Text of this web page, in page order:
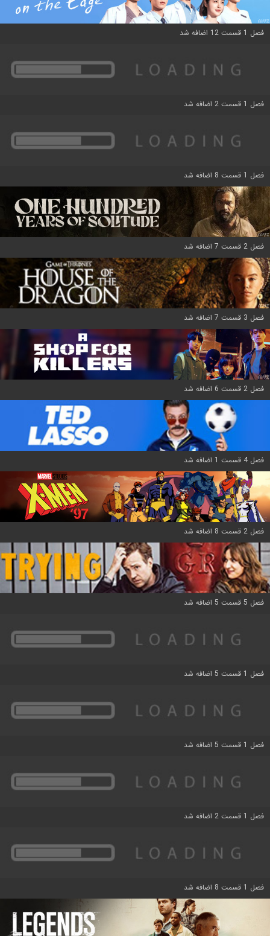
فصل 1 قسمت 12 اضافه شد
فصل 1 قسمت 2 اضافه شد
فصل 1 قسمت 8 اضافه شد
فصل 2 قسمت 7 اضافه شد
فصل 3 قسمت 7 اضافه شد
فصل 2 قسمت 6 اضافه شد
فصل 4 قسمت 1 اضافه شد
فصل 2 قسمت 8 اضافه شد
فصل 5 قسمت 5 اضافه شد
فصل 1 قسمت 5 اضافه شد
فصل 1 قسمت 5 اضافه شد
فصل 1 قسمت 2 اضافه شد
فصل 1 قسمت 8 اضافه شد